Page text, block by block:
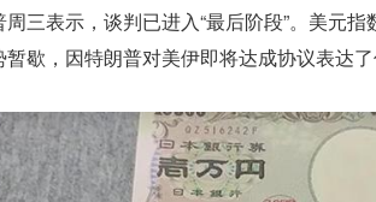
三表示，谈判已进入“最后阶段”。美元
暂歇，因特朗普对美伊即将达成协议表达